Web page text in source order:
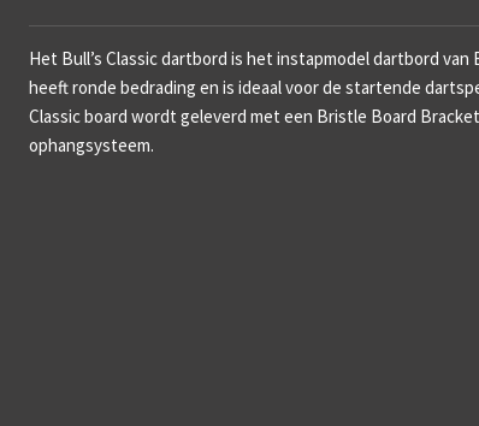
Het Bull’s Classic dartbord is het instapmodel dartbord van
heeft ronde bedrading en is ideaal voor de startende
Classic board wordt geleverd met een Bristle Board
ophangsysteem.